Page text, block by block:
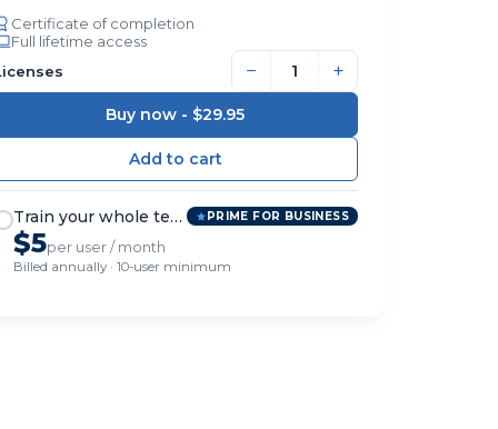
Certificate of completion
Full lifetime access
− +
Buy now - $29.95
Train your whole team PRIME FOR BUSINESS
$5per user / month
Billed annually · 10-user minimum